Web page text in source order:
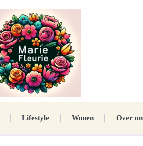
Lifestyle Wonen Over